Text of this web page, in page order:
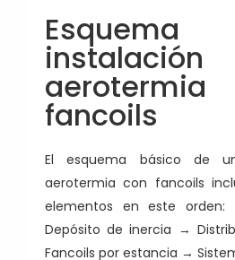
fancoils
El esquema básico de
aerotermia con fancoils
elementos en este orden:
Depósito de inercia →
Fancoils por estancia →